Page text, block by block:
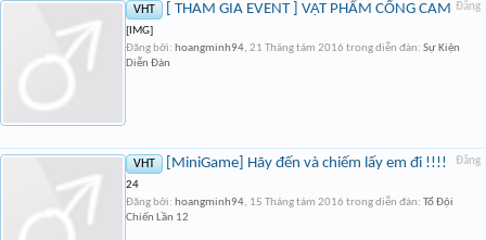
Đăng
VHT [ THAM GIA EVENT ] VẬT PHẨM CỐNG CAM
[IMG]
Đăng bởi: hoangminh94, 21 Tháng tám 2016 trong diễn đàn: Sự Kiện
Diễn Đàn
Đăng
VHT [MiniGame] Hãy đến và chiếm lấy em đi !!!!
24
Đăng bởi: hoangminh94, 15 Tháng tám 2016 trong diễn đàn: Tổ Đội
Chiến Lần 12